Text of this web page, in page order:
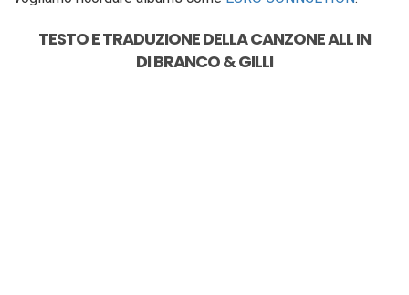
TESTO E TRADUZIONE DELLA CANZONEALL IN
DIBRANCO & GILLI